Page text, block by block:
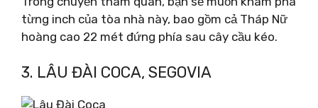
từng inch của tòa nhà này, bao gồm cả Tháp Nữ
hoàng cao 22 mét đứng phía sau cây cầu kéo.
3. LÂU ĐÀI COCA, SEGOVIA